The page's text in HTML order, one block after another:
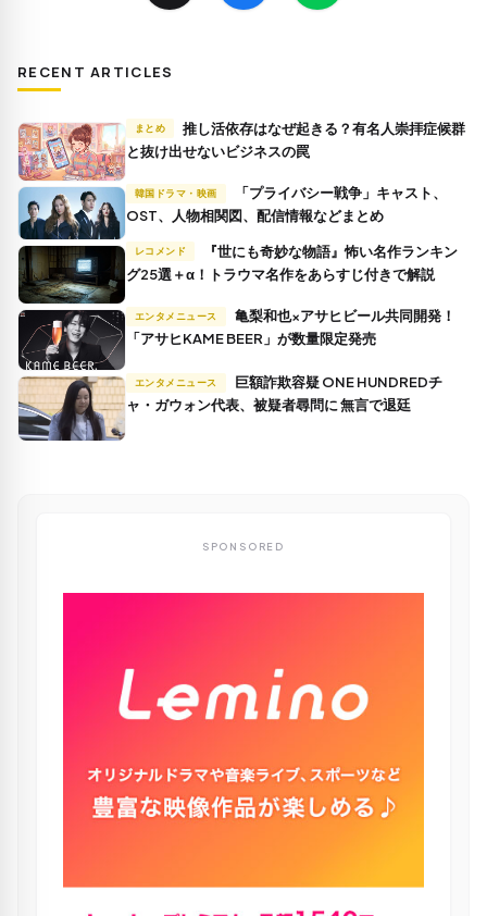
RECENT ARTICLES
まとめ
推し活依存はなぜ起きる？有名人崇拝症候群
と抜け出せないビジネスの罠
韓国ドラマ・映画
OST、人物相関図、配信情報などまとめ
レコメンド
グ25選＋α！トラウマ名作をあらすじ付きで解説
エンタメニュース
「アサヒKAME BEER」が数量限定発売
エンタメニュース
ャ・ガウォン代表、被疑者尋問に 無言で退廷
SPONSORED